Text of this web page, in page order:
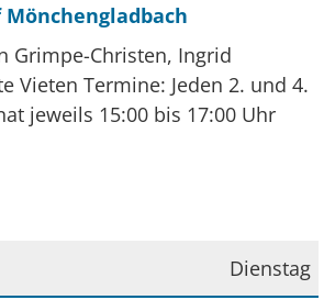
Grimpe-Christen, Ingrid
Vieten Termine: Jeden 2. und 4.
jeweils 15:00 bis 17:00 Uhr
Dienstag